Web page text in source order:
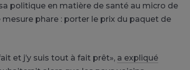
politique en matière de santé au micro de
mesure phare : porter le prix du paquet de
et j’y suis tout à fait prêt», a expliqué